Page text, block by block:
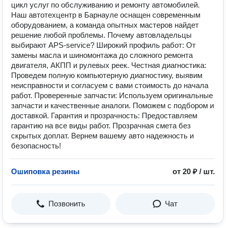
цикл услуг по обслуживанию и ремонту автомобилей.
Наш автотехцентр в Барнауле оснащен современным
оборудованием, а команда опытных мастеров найдет
решение любой проблемы. Почему автовладельцы
выбирают APS-service? Широкий профиль работ: От
замены масла и шиномонтажа до сложного ремонта
двигателя, АКПП и рулевых реек. Честная диагностика:
Проведем полную компьютерную диагностику, выявим
неисправности и согласуем с вами стоимость до начала
работ. Проверенные запчасти: Используем оригинальные
запчасти и качественные аналоги. Поможем с подбором и
доставкой. Гарантия и прозрачность: Предоставляем
гарантию на все виды работ. Прозрачная смета без
скрытых доплат. Вернем вашему авто надежность и
безопасность!
Ошиповка резины от 20 ₽ / шт.
Позвонить Чат